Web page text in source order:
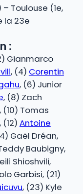
Toulouse (1e,
la 23e
:
Gianmarco
, (4) Corentin
, (6) Junior
, (8) Zach
, (10) Tomas
(12) Antoine
Gaël Dréan,
Baubigny,
Shioshvili,
Garbisi, (21)
, (23) Kyle